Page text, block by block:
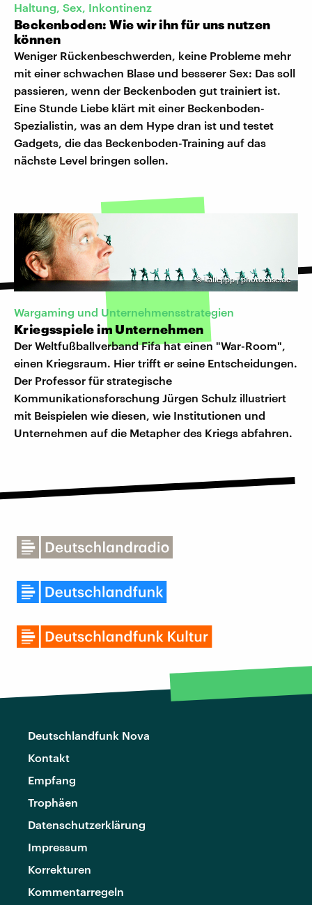
Haltung, Sex, Inkontinenz
Beckenboden: Wie wir ihn für uns nutzen
können
Weniger Rückenbeschwerden, keine Probleme mehr
mit einer schwachen Blase und besserer Sex: Das soll
passieren, wenn der Beckenboden gut trainiert ist.
Eine Stunde Liebe klärt mit einer Beckenboden-
Spezialistin, was an dem Hype dran ist und testet
Gadgets, die das Beckenboden-Training auf das
nächste Level bringen sollen.
©kallejipp | photocase.de
Wargaming und Unternehmensstrategien
Kriegsspiele im Unternehmen
Der Weltfußballverband Fifa hat einen "War-Room",
einen Kriegsraum. Hier trifft er seine Entscheidungen.
Der Professor für strategische
Kommunikationsforschung Jürgen Schulz illustriert
mit Beispielen wie diesen, wie Institutionen und
Unternehmen auf die Metapher des Kriegs abfahren.
Deutschlandfunk Nova
Kontakt
Empfang
Trophäen
Datenschutzerklärung
Impressum
Korrekturen
Kommentarregeln